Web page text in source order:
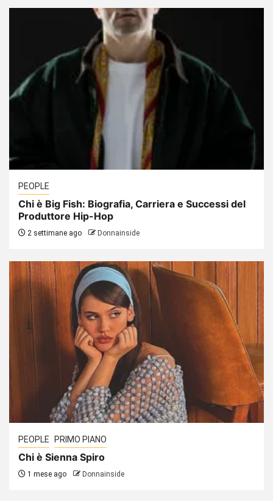
PEOPLE
Chi è Big Fish: Biografia, Carriera e Successi del
Produttore Hip-Hop
2 settimane ago Donnainside
PEOPLE PRIMO PIANO
Chi è Sienna Spiro
1 mese ago Donnainside